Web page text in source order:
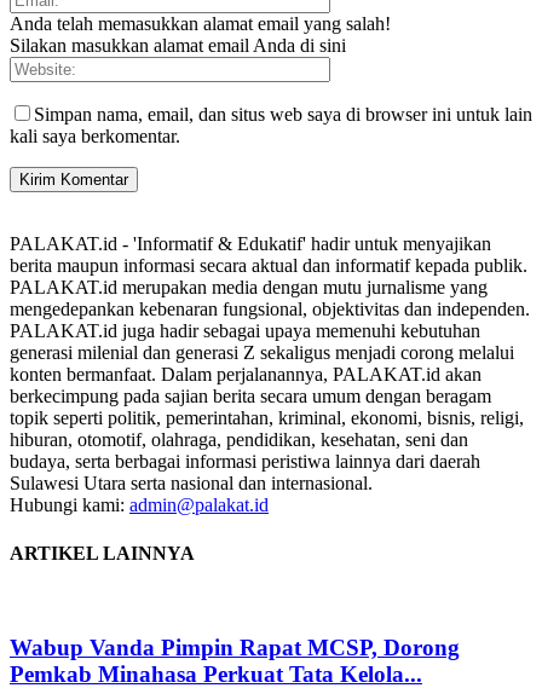
Anda telah memasukkan alamat email yang salah!
Silakan masukkan alamat email Anda di sini
Simpan nama, email, dan situs web saya di browser ini untuk lain
kali saya berkomentar.
PALAKAT.id - 'Informatif & Edukatif' hadir untuk menyajikan
berita maupun informasi secara aktual dan informatif kepada publik.
PALAKAT.id merupakan media dengan mutu jurnalisme yang
mengedepankan kebenaran fungsional, objektivitas dan independen.
PALAKAT.id juga hadir sebagai upaya memenuhi kebutuhan
generasi milenial dan generasi Z sekaligus menjadi corong melalui
konten bermanfaat. Dalam perjalanannya, PALAKAT.id akan
berkecimpung pada sajian berita secara umum dengan beragam
topik seperti politik, pemerintahan, kriminal, ekonomi, bisnis, religi,
hiburan, otomotif, olahraga, pendidikan, kesehatan, seni dan
budaya, serta berbagai informasi peristiwa lainnya dari daerah
Sulawesi Utara serta nasional dan internasional.
Hubungi kami: admin@palakat.id
ARTIKEL LAINNYA
Wabup Vanda Pimpin Rapat MCSP, Dorong
Pemkab Minahasa Perkuat Tata Kelola...